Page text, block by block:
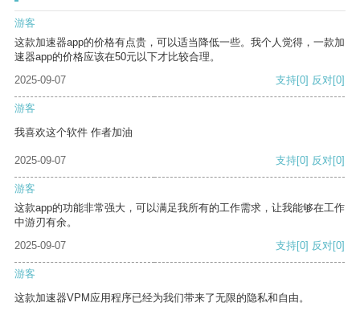
游客
这款加速器app的价格有点贵，可以适当降低一些。我个人觉得，一款加
速器app的价格应该在50元以下才比较合理。
2025-09-07
支持[0] 反对[0]
游客
我喜欢这个软件 作者加油
2025-09-07 支持[0] 反对[0]
游客
这款app的功能非常强大，可以满足我所有的工作需求，让我能够在工作
中游刃有余。
2025-09-07
支持[0] 反对[0]
游客
这款加速器VPM应用程序已经为我们带来了无限的隐私和自由。